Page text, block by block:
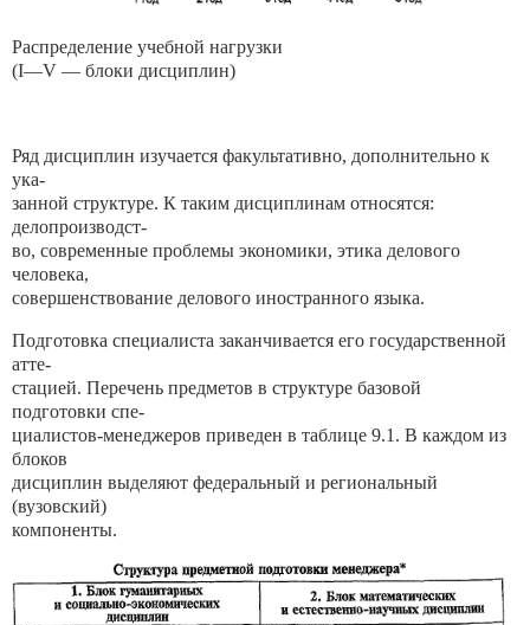
Распределение учебной нагрузки
(I—V — блоки дисциплин)
Ряд дисциплин изучается факультативно, дополнительно к
ука-
занной структуре. К таким дисциплинам относятся:
делопроизводст-
во, современные проблемы экономики, этика делового
человека,
совершенствование делового иностранного языка.
Подготовка специалиста заканчивается его государственной
атте-
стацией. Перечень предметов в структуре базовой
подготовки спе-
циалистов-менеджеров приведен в таблице 9.1. В каждом из
блоков
дисциплин выделяют федеральный и региональный
(вузовский)
компоненты.